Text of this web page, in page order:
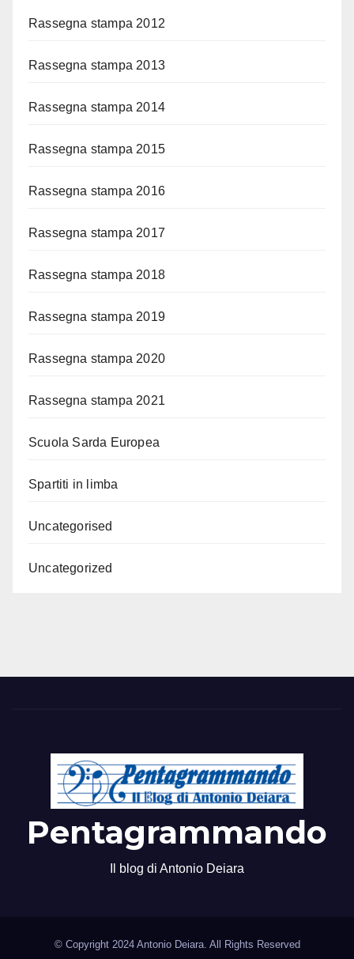
Rassegna stampa 2012
Rassegna stampa 2013
Rassegna stampa 2014
Rassegna stampa 2015
Rassegna stampa 2016
Rassegna stampa 2017
Rassegna stampa 2018
Rassegna stampa 2019
Rassegna stampa 2020
Rassegna stampa 2021
Scuola Sarda Europea
Spartiti in limba
Uncategorised
Uncategorized
Pentagrammando
Il blog di Antonio Deiara
© Copyright 2024 Antonio Deiara. All Rights Reserved